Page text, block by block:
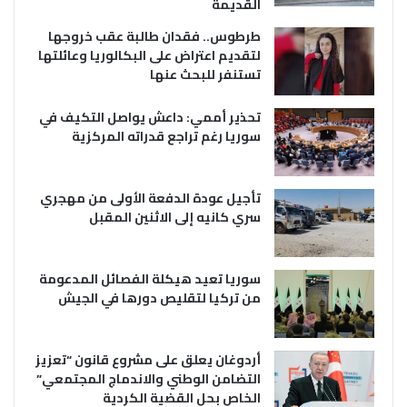
طرطوس.. فقدان طالبة عقب خروجها
لتقديم اعتراض على البكالوريا وعائلتها
تستنفر للبحث عنها
تحذير أممي: داعش يواصل التكيف في
سوريا رغم تراجع قدراته المركزية
تأجيل عودة الدفعة الأولى من مهجري
سري كانيه إلى الاثنين المقبل
سوريا تعيد هيكلة الفصائل المدعومة
من تركيا لتقليص دورها في الجيش
أردوغان يعلق على مشروع قانون “تعزيز
التضامن الوطني والاندماج المجتمعي”
الخاص بحل القضية الكردية